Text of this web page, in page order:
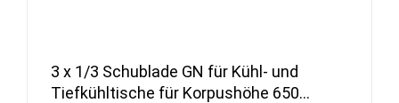
3 x 1/3 Schublade GN für Kühl- und
Tiefkühltische für Korpushöhe 650